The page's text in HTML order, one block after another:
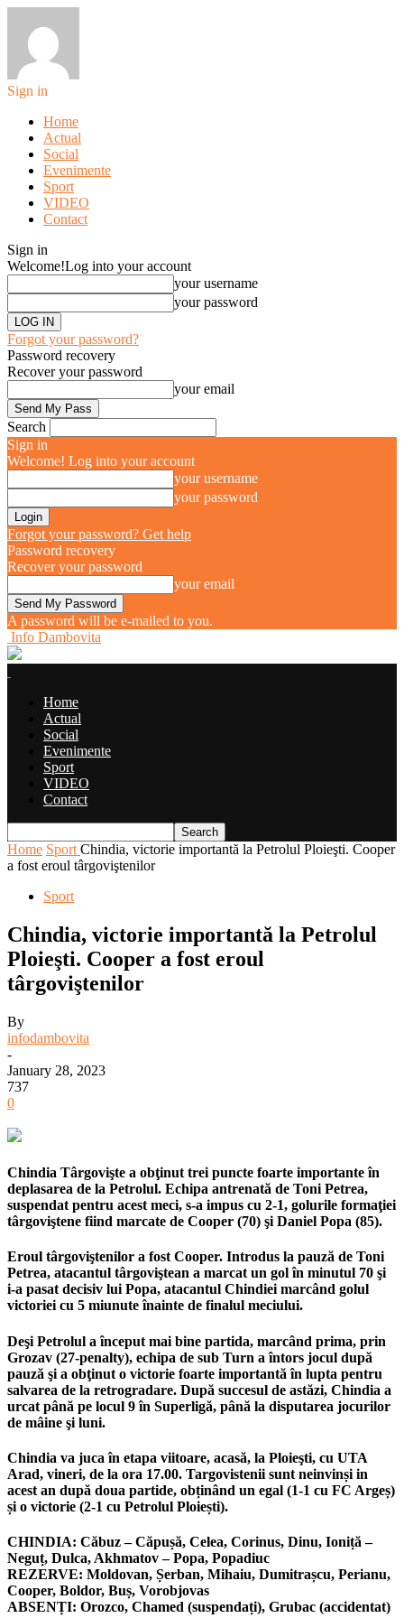
Sign in
Home
Actual
Social
Evenimente
Sport
VIDEO
Contact
Sign in
Welcome!Log into your account
your username
your password
Forgot your password?
Password recovery
Recover your password
your email
Search
Sign in
Welcome! Log into your account
your username
your password
Forgot your password? Get help
Password recovery
Recover your password
your email
A password will be e-mailed to you.
Info Dambovita
Home
Actual
Social
Evenimente
Sport
VIDEO
Contact
Home Sport Chindia, victorie importantă la Petrolul Ploieşti. Cooper
a fost eroul târgoviştenilor
Sport
Chindia, victorie importantă la Petrolul
Ploieşti. Cooper a fost eroul
târgoviştenilor
By
infodambovita
-
January 28, 2023
737
0
Chindia Târgovişte a obţinut trei puncte foarte importante în
deplasarea de la Petrolul. Echipa antrenată de Toni Petrea,
suspendat pentru acest meci, s-a impus cu 2-1, golurile formaţiei
târgoviştene fiind marcate de Cooper (70) şi Daniel Popa (85).
Eroul târgoviştenilor a fost Cooper. Introdus la pauză de Toni
Petrea, atacantul târgoviştean a marcat un gol în minutul 70 şi
i-a pasat decisiv lui Popa, atacantul Chindiei marcând golul
victoriei cu 5 miunute înainte de finalul meciului.
Deşi Petrolul a început mai bine partida, marcând prima, prin
Grozav (27-penalty), echipa de sub Turn a întors jocul după
pauză şi a obţinut o victorie foarte importantă în lupta pentru
salvarea de la retrogradare. După succesul de astăzi, Chindia a
urcat până pe locul 9 în Superligă, până la disputarea jocurilor
de mâine şi luni.
Chindia va juca în etapa viitoare, acasă, la Ploieşti, cu UTA
Arad, vineri, de la ora 17.00. Targovistenii sunt neinvinși in
acest an după doua partide, obținând un egal (1-1 cu FC Argeș)
și o victorie (2-1 cu Petrolul Ploiești).
CHINDIA: Căbuz – Căpușă, Celea, Corinus, Dinu, Ioniță –
Neguț, Dulca, Akhmatov – Popa, Popadiuc
REZERVE: Moldovan, Șerban, Mihaiu, Dumitrașcu, Perianu,
Cooper, Boldor, Buș, Vorobjovas
ABSENȚI: Orozco, Chamed (suspendați), Grubac (accidentat)